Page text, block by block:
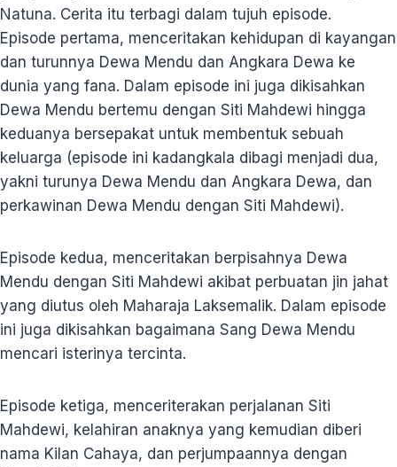
Natuna. Cerita itu terbagi dalam tujuh episode.
Episode pertama, menceritakan kehidupan di kayangan
dan turunnya Dewa Mendu dan Angkara Dewa ke
dunia yang fana. Dalam episode ini juga dikisahkan
Dewa Mendu bertemu dengan Siti Mahdewi hingga
keduanya bersepakat untuk membentuk sebuah
keluarga (episode ini kadangkala dibagi menjadi dua,
yakni turunya Dewa Mendu dan Angkara Dewa, dan
perkawinan Dewa Mendu dengan Siti Mahdewi).
Episode kedua, menceritakan berpisahnya Dewa
Mendu dengan Siti Mahdewi akibat perbuatan jin jahat
yang diutus oleh Maharaja Laksemalik. Dalam episode
ini juga dikisahkan bagaimana Sang Dewa Mendu
mencari isterinya tercinta.
Episode ketiga, menceriterakan perjalanan Siti
Mahdewi, kelahiran anaknya yang kemudian diberi
nama Kilan Cahaya, dan perjumpaannya dengan